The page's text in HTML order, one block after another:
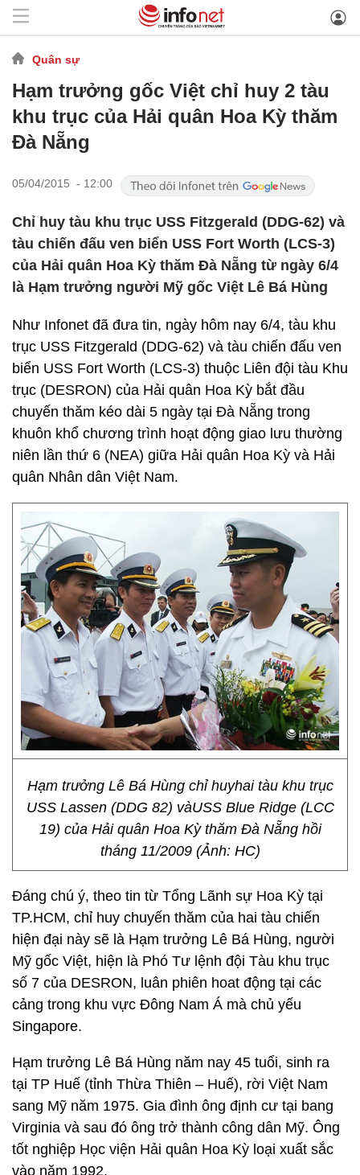
Quân sự
Hạm trưởng gốc Việt chỉ huy 2 tàu
khu trục của Hải quân Hoa Kỳ thăm
Đà Nẵng
05/04/2015 - 12:00
Chỉ huy tàu khu trục USS Fitzgerald (DDG-62) và
tàu chiến đấu ven biển USS Fort Worth (LCS-3)
của Hải quân Hoa Kỳ thăm Đà Nẵng từ ngày 6/4
là Hạm trưởng người Mỹ gốc Việt Lê Bá Hùng
Như Infonet đã đưa tin, ngày hôm nay 6/4, tàu khu
trục USS Fitzgerald (DDG-62) và tàu chiến đấu ven
biển USS Fort Worth (LCS-3) thuộc Liên đội tàu Khu
trục (DESRON) của Hải quân Hoa Kỳ bắt đầu
chuyến thăm kéo dài 5 ngày tại Đà Nẵng trong
khuôn khổ chương trình hoạt động giao lưu thường
niên lần thứ 6 (NEA) giữa Hải quân Hoa Kỳ và Hải
quân Nhân dân Việt Nam.
Hạm trưởng Lê Bá Hùng chỉ huyhai tàu khu trục
USS Lassen (DDG 82) vàUSS Blue Ridge (LCC
19) của Hải quân Hoa Kỳ thăm Đà Nẵng hồi
tháng 11/2009 (Ảnh: HC)
Đáng chú ý, theo tin từ Tổng Lãnh sự Hoa Kỳ tại
TP.HCM, chỉ huy chuyến thăm của hai tàu chiến
hiện đại này sẽ là Hạm trưởng Lê Bá Hùng, người
Mỹ gốc Việt, hiện là Phó Tư lệnh đội Tàu khu trục
số 7 của DESRON, luân phiên hoat động tại các
cảng trong khu vực Đông Nam Á mà chủ yếu
Singapore.
Hạm trưởng Lê Bá Hùng năm nay 45 tuổi, sinh ra
tại TP Huế (tỉnh Thừa Thiên – Huế), rời Việt Nam
sang Mỹ năm 1975. Gia đình ông định cư tại bang
Virginia và sau đó ông trở thành công dân Mỹ. Ông
tốt nghiệp Học viện Hải quân Hoa Kỳ loại xuất sắc
vào năm 1992.